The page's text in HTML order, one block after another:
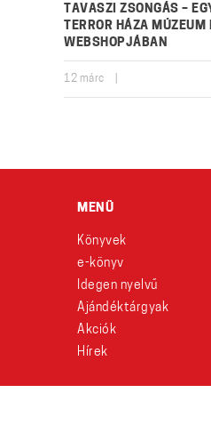
TAVASZI ZSONGÁS –
TERROR HÁZA
WEBSHOPJÁBAN
12 márc
MENÜ
Könyvek
e-könyv
Idegen nyelvű
Ajándéktárgyak
Akciók
Hírek